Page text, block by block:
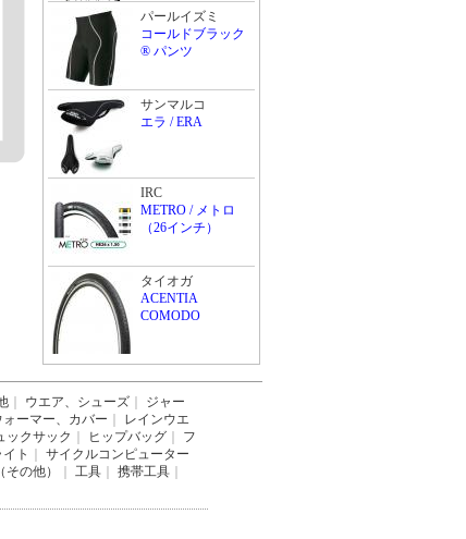
パールイズミ
コールドブラック
® パンツ
サンマルコ
エラ / ERA
IRC
METRO / メトロ
（26インチ）
タイオガ
ACENTIA
COMODO
ウエア、シューズ
ジャー
ォーマー、カバー
レインウエ
ックサック ヒップバッグ
フ
イト
サイクルコンピューター
の他） 工具 携帯工具